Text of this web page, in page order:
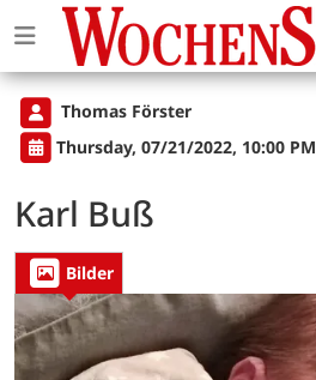
Thomas Förster
Thursday, 07/21/2022, 10:00 PM
Karl Buß
Bilder